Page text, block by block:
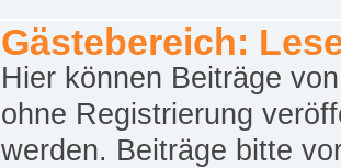
Gästebereich:
Hier können Beiträge
ohne Registrierung
werden. Beiträge bitte